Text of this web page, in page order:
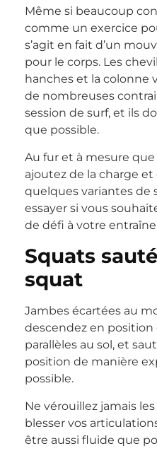
Même si beaucoup
comme un exercice
s’agit en fait d’un
pour le corps. Les
hanches et la colonne
de nombreuses
session de surf, et ils
que possible.
Au fur et à mesure
ajoutez de la charge
quelques variantes de
essayer si vous
de défi à votre
Squats
squat
Jambes écartées au
descendez en position
parallèles au sol, et
position de manière
possible.
Ne vérouillez jamais
blesser vos
être aussi fluide que